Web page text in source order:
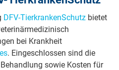
DFV-TierkrankenSchutzbietet
bei Krankheit
. Eingeschlossen sind die
sowie Kosten für